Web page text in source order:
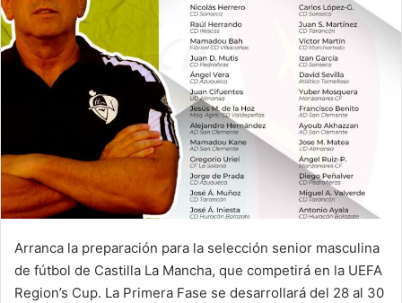
Arranca la preparación para la selección senior masculina
de fútbol de Castilla La Mancha, que competirá en la UEFA
Region’s Cup. La Primera Fase se desarrollará del 28 al 30